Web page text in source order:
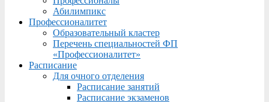
Абилимпикс
Профессионалитет
Образовательный кластер
Перечень специальностей ФП
«Профессионалитет»
Расписание
Для очного отделения
Расписание занятий
Расписание экзаменов